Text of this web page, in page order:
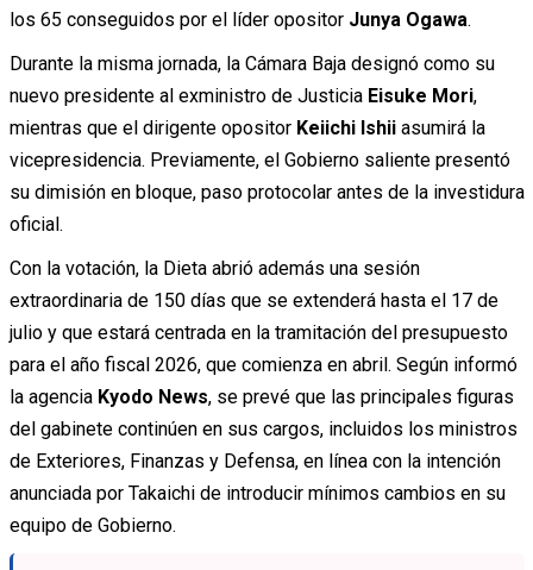
los 65 conseguidos por el líder opositor Junya Ogawa.
Durante la misma jornada, la Cámara Baja designó como su
nuevo presidente al exministro de Justicia Eisuke Mori,
mientras que el dirigente opositor Keiichi Ishiiasumirá la
vicepresidencia. Previamente, el Gobierno saliente presentó
su dimisión en bloque, paso protocolar antes de la investidura
oficial.
Con la votación, la Dieta abrió además una sesión
extraordinaria de 150 días que se extenderá hasta el 17 de
julio y que estará centrada en la tramitación del presupuesto
para el año fiscal 2026, que comienza en abril. Según informó
la agencia Kyodo News, se prevé que las principales figuras
del gabinete continúen en sus cargos, incluidos los ministros
de Exteriores, Finanzas y Defensa, en línea con la intención
anunciada por Takaichi de introducir mínimos cambios en su
equipo de Gobierno.